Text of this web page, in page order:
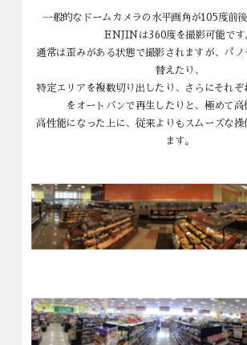
天井マウントでの運用
一般的なドームカメラの水平画角が105
ENJINは360度を撮影可
通常は歪みがある状態で撮影されますが
替えたり、
高性能になった上に、従来よりもスムー
ます。